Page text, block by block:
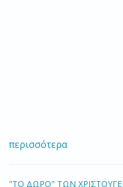
περισσότερα
"ΤΟ ΔΩΡΟ" ΤΩΝ